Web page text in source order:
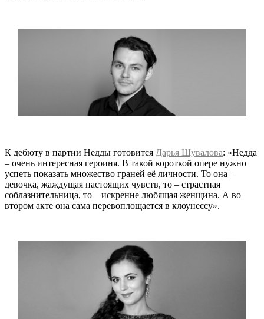
К дебюту в партии Недды готовится Дарья Шувалова: «Недда
– очень интересная героиня. В такой короткой опере нужно
успеть показать множество граней её личности. То она –
девочка, жаждущая настоящих чувств, то – страстная
соблазнительница, то – искренне любящая женщина. А во
втором акте она сама перевоплощается в клоунессу».